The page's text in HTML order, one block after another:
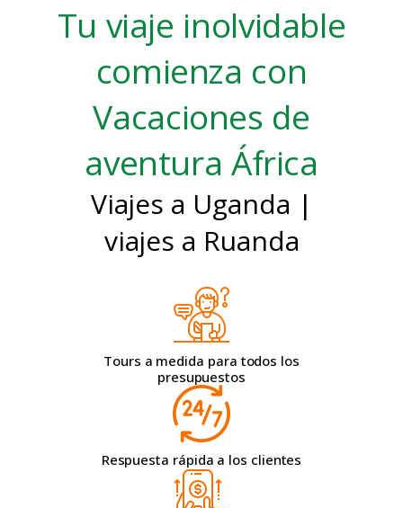
Tu viaje inolvidable
comienza con
Vacaciones de
aventura África
Viajes a Uganda |
viajes a Ruanda
Tours a medida para todos los
presupuestos
Respuesta rápida a los clientes